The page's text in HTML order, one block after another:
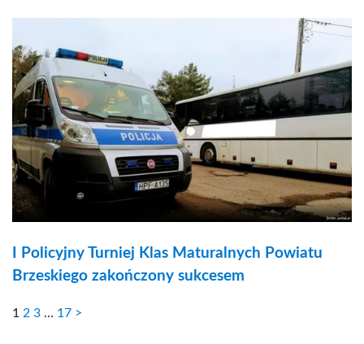
I Policyjny Turniej Klas Maturalnych Powiatu
Brzeskiego zakończony sukcesem
1 2 3 … 17 >